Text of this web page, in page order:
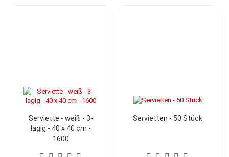
Serviette - weiß - 3-
lagig - 40 x 40 cm -
1600
Servietten - 50 Stück